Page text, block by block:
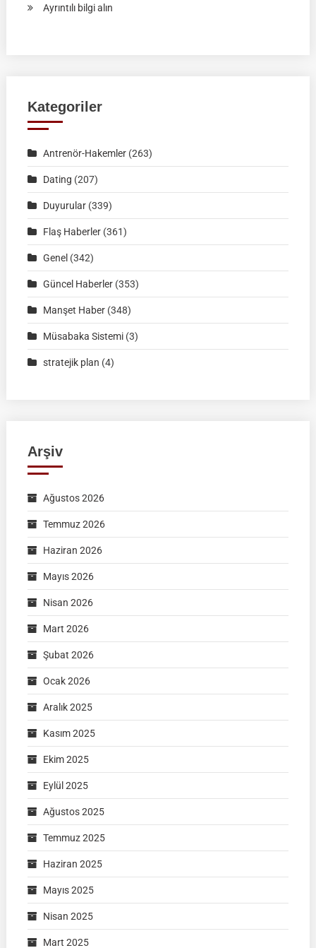
Ayrıntılı bilgi alın:
02
2026
Müsabaka
Ön
Formu
Kategoriler
Antrenör-Hakemler(263)
Dating (207)
Duyurular(339)
Flaş Haberler(361)
Genel (342)
Güncel Haberler(353)
Manşet Haber(348)
Müsabaka Sistemi(3)
stratejik plan (4)
Arşiv
Ağustos 2026
Temmuz 2026
Haziran 2026
Mayıs 2026
Nisan 2026
Mart 2026
Şubat 2026
Ocak 2026
Aralık 2025
Kasım 2025
Ekim 2025
Eylül 2025
Ağustos 2025
Temmuz 2025
Haziran 2025
Mayıs 2025
Nisan 2025
Mart 2025